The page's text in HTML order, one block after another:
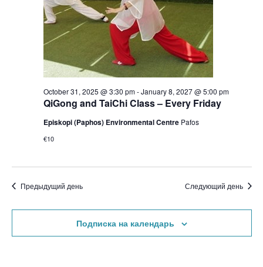
QiGong and TaiChi Class – Every Friday
October 31, 2025 @ 3:30 pm-January 8, 2027 @ 5:00 pm
Episkopi (Paphos) Environmental Centre Pafos
€10
Предыдущий день Следующий день
Подписка на календарь